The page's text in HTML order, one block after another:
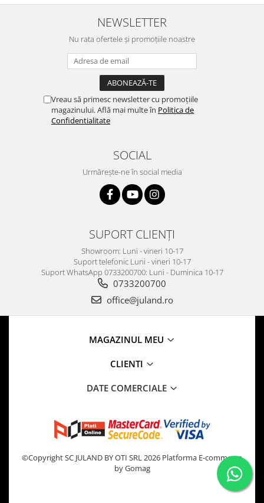
NEWSLETTER
Nu rata ofertele și promoțiile noastre
Vreau să primesc newsletter cu promoțiile
magazinului. Află mai multe în Politica de
Confidentialitate
SOCIAL
Urmărește-ne în social media
SUPORT CLIENȚI
Showroom: Luni - vineri 10-17
Suport telefonic Luni - vineri 10-17
Suport WhatsApp 0733200700: Luni - Duminica 10-17
0733200700
office@juland.ro
MAGAZINUL MEU
CLIENTI
DATE COMERCIALE
©Copyright SC JULAND BY OTI SRL 2026 Platforma E-commerce
by Gomag